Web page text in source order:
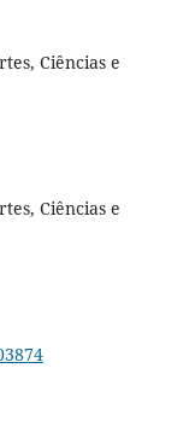
Ciências e
Ciências e